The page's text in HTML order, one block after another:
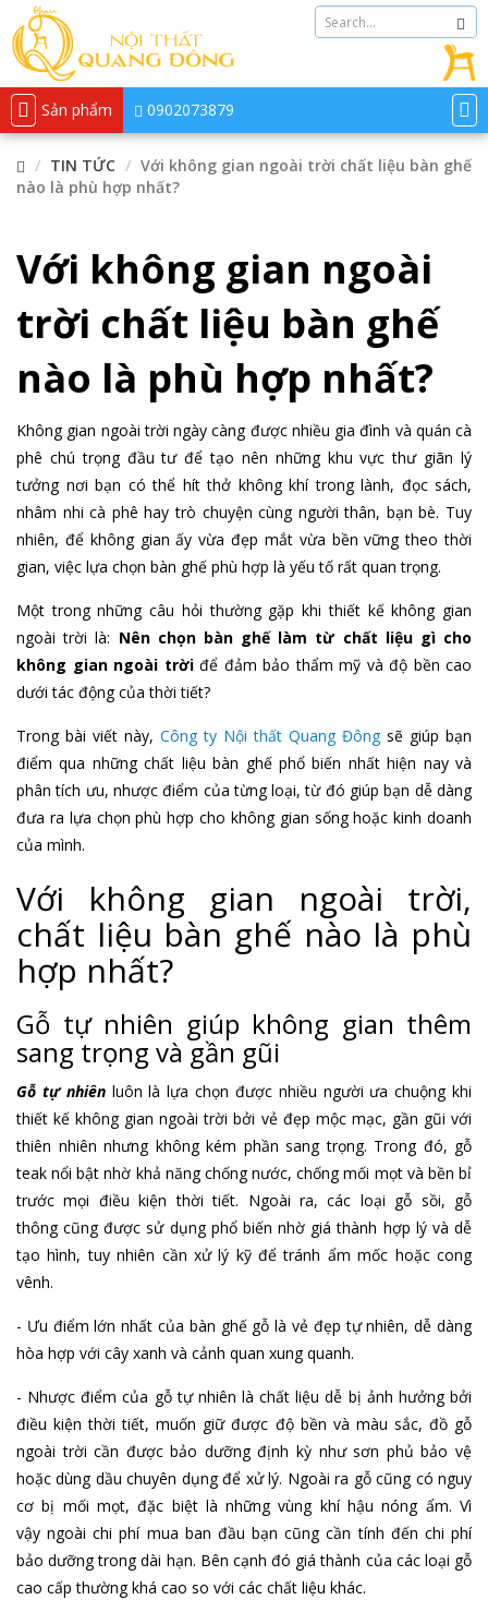
Sản phẩm 0902073879
TIN TỨC
Với không gian ngoài trời chất liệu bàn ghế
nào là phù hợp nhất?
Với không gian ngoài
trời chất liệu bàn ghế
nào là phù hợp nhất?
Không gian ngoài trời ngày càng được nhiều gia đình và quán cà
phê chú trọng đầu tư để tạo nên những khu vực thư giãn lý
tưởng nơi bạn có thể hít thở không khí trong lành, đọc sách,
nhâm nhi cà phê hay trò chuyện cùng người thân, bạn bè. Tuy
nhiên, để không gian ấy vừa đẹp mắt vừa bền vững theo thời
gian, việc lựa chọn bàn ghế phù hợp là yếu tố rất quan trọng.
Một trong những câu hỏi thường gặp khi thiết kế không gian
ngoài trời là: Nên chọn bàn ghế làm từ chất liệu gì cho
không gian ngoài trờiđể đảm bảo thẩm mỹ và độ bền cao
dưới tác động của thời tiết?
Trong bài viết này, Công ty Nội thất Quang Đông sẽ giúp bạn
điểm qua những chất liệu bàn ghế phổ biến nhất hiện nay và
phân tích ưu, nhược điểm của từng loại, từ đó giúp bạn dễ dàng
đưa ra lựa chọn phù hợp cho không gian sống hoặc kinh doanh
của mình.
Với không gian ngoài trời,
chất liệu bàn ghế nào là phù
hợp nhất?
Gỗ tự nhiên giúp không gian thêm
sang trọng và gần gũi
Gỗ tự nhiênluôn là lựa chọn được nhiều người ưa chuộng khi
thiết kế không gian ngoài trời bởi vẻ đẹp mộc mạc, gần gũi với
thiên nhiên nhưng không kém phần sang trọng. Trong đó, gỗ
teak nổi bật nhờ khả năng chống nước, chống mối mọt và bền bỉ
trước mọi điều kiện thời tiết. Ngoài ra, các loại gỗ sồi, gỗ
thông cũng được sử dụng phổ biến nhờ giá thành hợp lý và dễ
tạo hình, tuy nhiên cần xử lý kỹ để tránh ẩm mốc hoặc cong
vênh.
- Ưu điểm lớn nhất của bàn ghế gỗ là vẻ đẹp tự nhiên, dễ dàng
hòa hợp với cây xanh và cảnh quan xung quanh.
- Nhược điểm của gỗ tự nhiên là chất liệu dễ bị ảnh hưởng bởi
điều kiện thời tiết, muốn giữ được độ bền và màu sắc, đồ gỗ
ngoài trời cần được bảo dưỡng định kỳ như sơn phủ bảo vệ
hoặc dùng dầu chuyên dụng để xử lý. Ngoài ra gỗ cũng có nguy
cơ bị mối mọt, đặc biệt là những vùng khí hậu nóng ẩm. Vì
vậy ngoài chi phí mua ban đầu bạn cũng cần tính đến chi phí
bảo dưỡng trong dài hạn. Bên cạnh đó giá thành của các loại gỗ
cao cấp thường khá cao so với các chất liệu khác.